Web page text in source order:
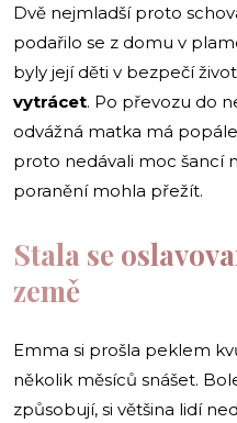
Dvě nejmladší proto
podařilo se z domu v
byly její děti v bezpečí
vytrácet. Po převozu do
odvážná matka má
proto nedávali moc šancí
poranění mohla přežít.
Stala se
země
Emma si prošla peklem
několik měsíců snášet.
způsobují, si většina lidí